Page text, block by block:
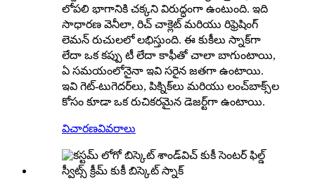
లోపలి భాగానికి చక్కని విరుద్ధంగా ఉంటుంది. ఇది
సాధారణ వెనీలా, రిచ్ చాక్లెట్ మరియు రిఫ్రెషింగ్
లెమన్ రుచులలో లభిస్తుంది. ఈ కుకీలు స్నాక్‌గా
లేదా ఒక కప్పు టీ లేదా కాఫీతో చాలా బాగుంటాయి,
ఏ సమయంలోనైనా ఇవి సరైన జతగా ఉంటాయి.
ఇవి గెట్-టుగెదర్‌లు, పిక్నిక్‌లు మరియు లంచ్‌బాక్స్‌ల
కోసం కూడా ఒక రుచికరమైన డెజర్ట్‌గా ఉంటాయి.
విచారణవివరాలు